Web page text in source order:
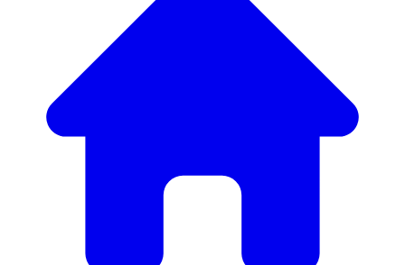
Découvrez notre large sélection de mobilier design
Notre Catalogue de
Mobilier
luxe, nous avons tout ce qu’il faut pour créer l’ambiance